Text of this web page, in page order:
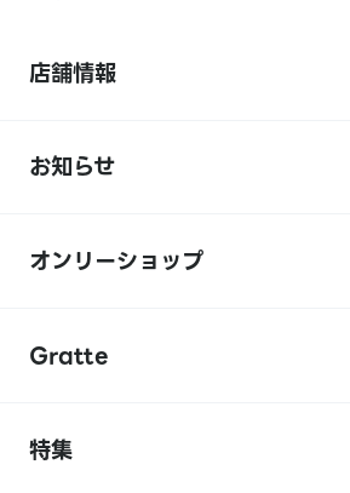
店舗情報
お知らせ
オンリーショップ
Gratte
特集